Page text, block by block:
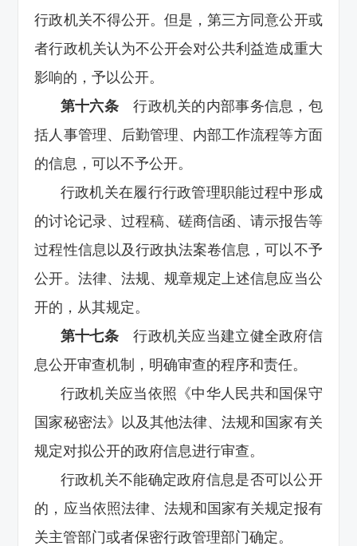
行政机关不得公开。但是，第三方同意公开或
者行政机关认为不公开会对公共利益造成重大
影响的，予以公开。
第十六条 行政机关的内部事务信息，包
括人事管理、后勤管理、内部工作流程等方面
的信息，可以不予公开。
行政机关在履行行政管理职能过程中形成
的讨论记录、过程稿、磋商信函、请示报告等
过程性信息以及行政执法案卷信息，可以不予
公开。法律、法规、规章规定上述信息应当公
开的，从其规定。
第十七条 行政机关应当建立健全政府信
息公开审查机制，明确审查的程序和责任。
行政机关应当依照《中华人民共和国保守
国家秘密法》以及其他法律、法规和国家有关
规定对拟公开的政府信息进行审查。
行政机关不能确定政府信息是否可以公开
的，应当依照法律、法规和国家有关规定报有
关主管部门或者保密行政管理部门确定。